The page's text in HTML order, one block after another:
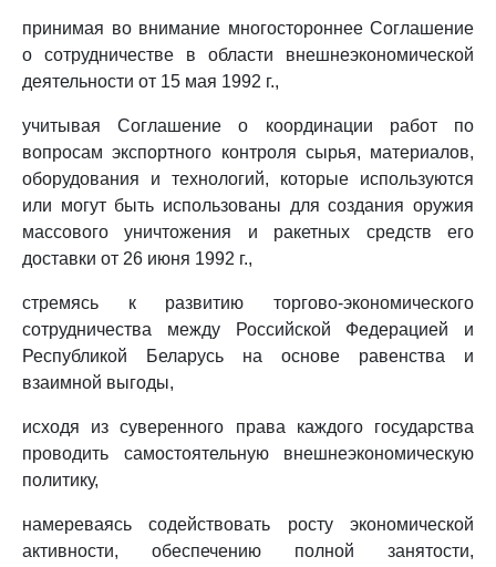
принимая во внимание многостороннее Соглашение
о сотрудничестве в области внешнеэкономической
деятельности от 15 мая 1992 г.,
учитывая Соглашение о координации работ по
вопросам экспортного контроля сырья, материалов,
оборудования и технологий, которые используются
или могут быть использованы для создания оружия
массового уничтожения и ракетных средств его
доставки от 26 июня 1992 г.,
стремясь к развитию торгово-экономического
сотрудничества между Российской Федерацией и
Республикой Беларусь на основе равенства и
взаимной выгоды,
исходя из суверенного права каждого государства
проводить самостоятельную внешнеэкономическую
политику,
намереваясь содействовать росту экономической
активности, обеспечению полной занятости,